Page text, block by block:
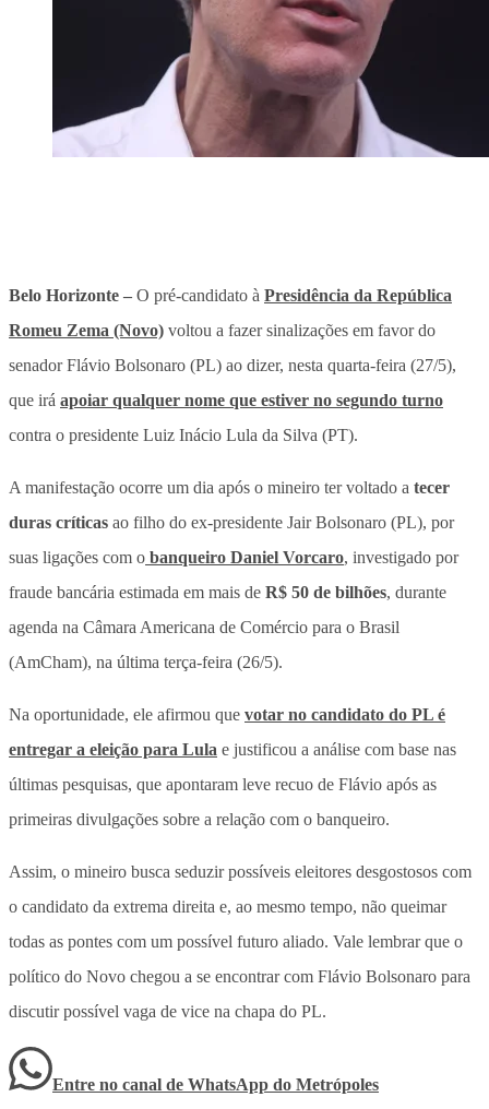
Belo Horizonte – O pré-candidato à Presidência da República
Romeu Zema (Novo) voltou a fazer sinalizações em favor do
senador Flávio Bolsonaro (PL) ao dizer, nesta quarta-feira (27/5),
que irá apoiar qualquer nome que estiver no segundo turno
contra o presidente Luiz Inácio Lula da Silva (PT).
A manifestação ocorre um dia após o mineiro ter voltado a tecer
duras críticas ao filho do ex-presidente Jair Bolsonaro (PL), por
suas ligações com o banqueiro Daniel Vorcaro, investigado por
fraude bancária estimada em mais de R$ 50 de bilhões, durante
agenda na Câmara Americana de Comércio para o Brasil
(AmCham), na última terça-feira (26/5).
Na oportunidade, ele afirmou que votar no candidato do PL é
entregar a eleição para Lula e justificou a análise com base nas
últimas pesquisas, que apontaram leve recuo de Flávio após as
primeiras divulgações sobre a relação com o banqueiro.
Assim, o mineiro busca seduzir possíveis eleitores desgostosos com
o candidato da extrema direita e, ao mesmo tempo, não queimar
todas as pontes com um possível futuro aliado. Vale lembrar que o
político do Novo chegou a se encontrar com Flávio Bolsonaro para
discutir possível vaga de vice na chapa do PL.
Entre no canal de WhatsApp do Metrópoles